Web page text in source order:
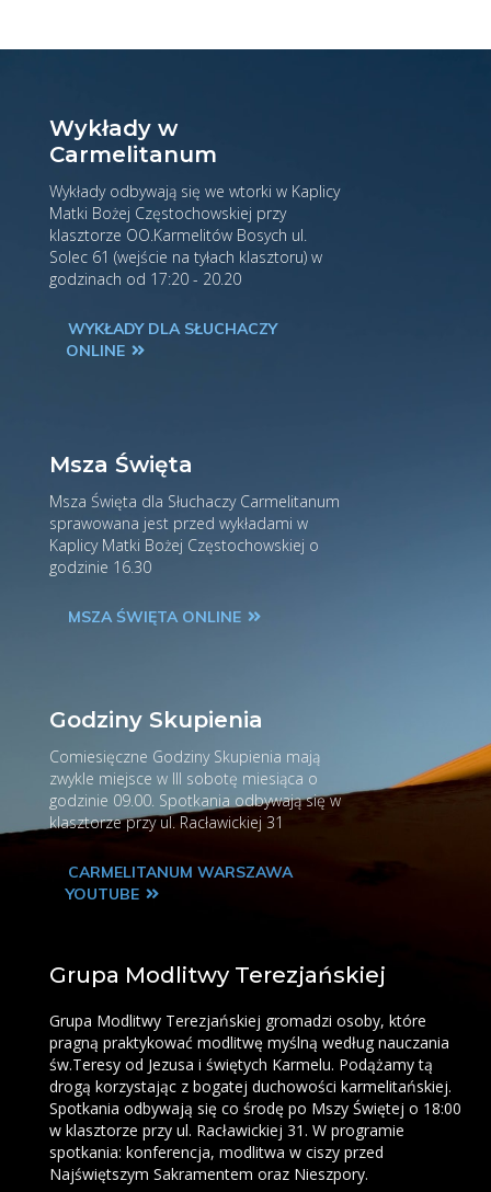
Wykłady w
Carmelitanum
Wykłady odbywają się we wtorki w Kaplicy
Matki Bożej Częstochowskiej przy
klasztorze OO.Karmelitów Bosych ul.
Solec 61 (wejście na tyłach klasztoru) w
godzinach od 17:20 - 20.20
WYKŁADY DLA SŁUCHACZY
ONLINE
Msza Święta
Msza Święta dla Słuchaczy Carmelitanum
sprawowana jest przed wykładami w
Kaplicy Matki Bożej Częstochowskiej o
godzinie 16.30
MSZA ŚWIĘTA ONLINE
Godziny Skupienia
Comiesięczne Godziny Skupienia mają
zwykle miejsce w III sobotę miesiąca o
godzinie 09.00. Spotkania odbywają się w
klasztorze przy ul. Racławickiej 31
CARMELITANUM WARSZAWA
YOUTUBE
Grupa Modlitwy Terezjańskiej
Grupa Modlitwy Terezjańskiej gromadzi osoby, które
pragną praktykować modlitwę myślną według nauczania
św.Teresy od Jezusa i świętych Karmelu. Podążamy tą
drogą korzystając z bogatej duchowości karmelitańskiej.
Spotkania odbywają się co środę po Mszy Świętej o 18:00
w klasztorze przy ul. Racławickiej 31. W programie
spotkania: konferencja, modlitwa w ciszy przed
Najświętszym Sakramentem oraz Nieszpory.